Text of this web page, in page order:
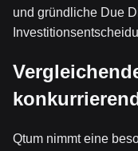
und gründliche Due
Qtum nimmt eine